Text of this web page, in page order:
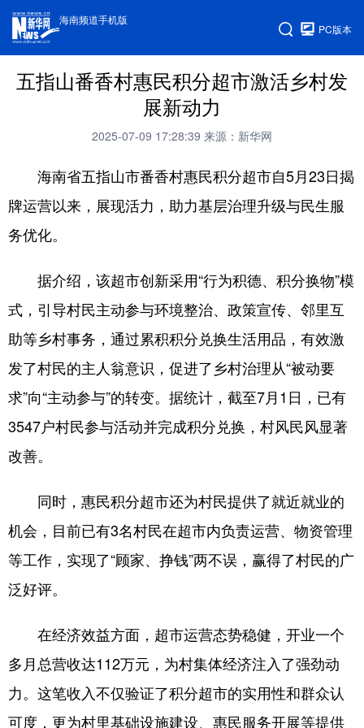
海南频道手机版
PC版本
五指山番香村惠民积分超市激活乡村发
展新动力
2025-07-09 17:28:39 来源：新华网
海南省五指山市番香村惠民积分超市自5月23日揭
牌运营以来，展现活力，助力基层治理升级与民生服
务优化。
据介绍，该超市创新采用“行为积德、积分换物”模
式，引导村民主动参与环境整治、政策宣传、邻里互
助等乡村事务，通过累积积分兑换生活用品，有效激
发了村民的主人翁意识，促进了乡村治理从“被动要
求”向“主动参与”的转变。据统计，截至7月1日，已有
3547户村民参与活动并完成积分兑换，村风民风显著
改善。
同时，惠民积分超市还为村民提供了就近就业的
机会，目前已有3名村民在超市内负责运营、物资管理
等工作，实现了“顾家、挣钱”两不误，赢得了村民的广
泛好评。
在经济效益方面，超市运营态势稳健，开业一个
多月总营收达112万元，为村集体经济注入了强劲动
力。这笔收入不仅验证了积分超市的实用性和群众认
可度，更为村里基础设施建设、惠民服务开展等提供